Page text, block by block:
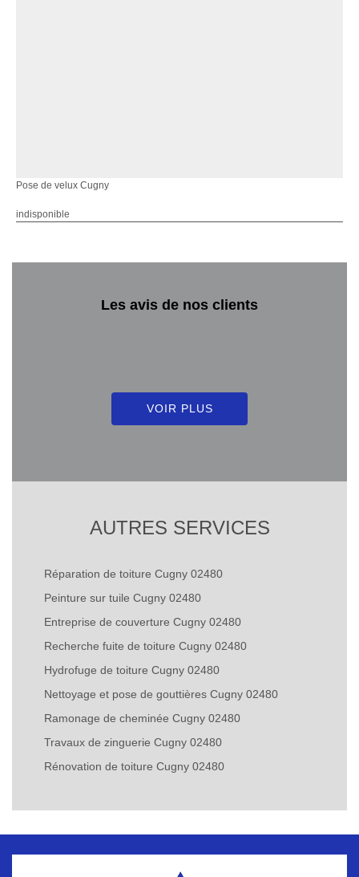
Pose de velux Cugny
indisponible
Les avis de nos clients
VOIR PLUS
AUTRES SERVICES
Réparation de toiture Cugny 02480
Peinture sur tuile Cugny 02480
Entreprise de couverture Cugny 02480
Recherche fuite de toiture Cugny 02480
Hydrofuge de toiture Cugny 02480
Nettoyage et pose de gouttières Cugny 02480
Ramonage de cheminée Cugny 02480
Travaux de zinguerie Cugny 02480
Rénovation de toiture Cugny 02480